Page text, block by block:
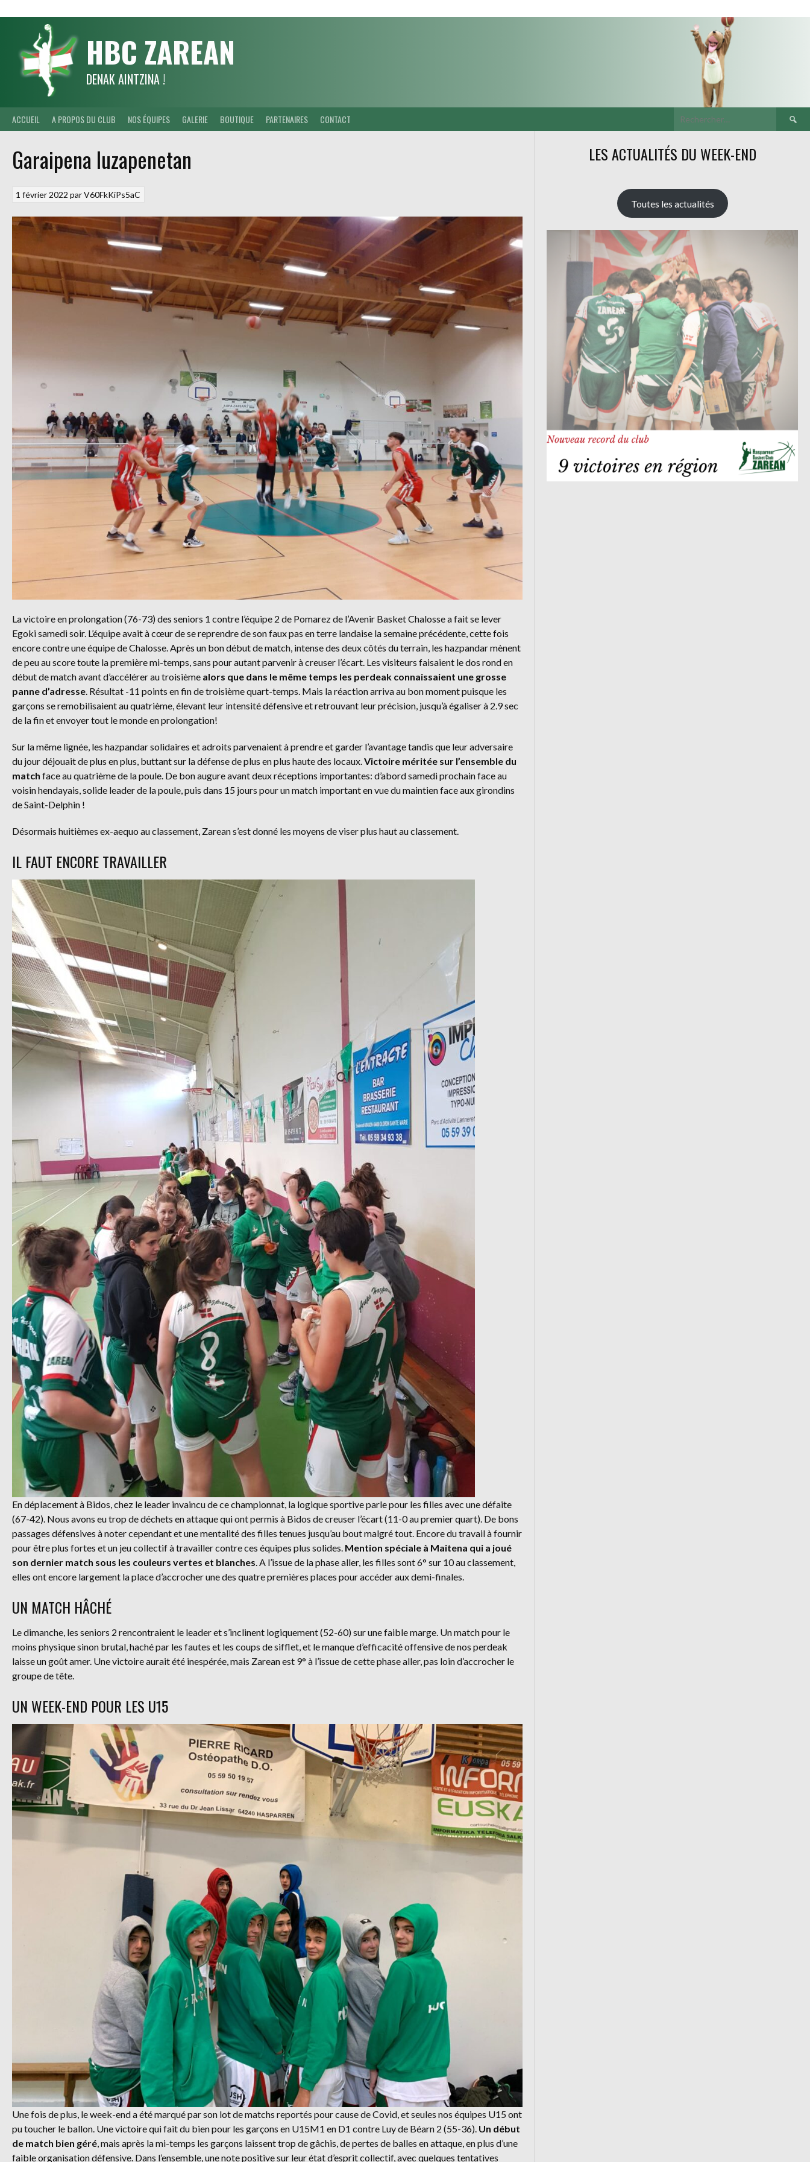
au
HBC ZAREAN
DENAK AINTZINA !
ACCUEIL A PROPOS DU CLUB NOS ÉQUIPES GALERIE BOUTIQUE PARTENAIRES CONTACT
Garaipena luzapenetan
1 février 2022 parV60FkKiPs5aC
La victoire en prolongation (76-73) des seniors 1 contre l’équipe 2 de Pomarez de l’Avenir Basket Chalosse a fait se lever
Egoki samedi soir. L’équipe avait à cœur de se reprendre de son faux pas en terre landaise la semaine précédente, cette fois
encore contre une équipe de Chalosse. Après un bon début de match, intense des deux côtés du terrain, les hazpandar mènent
de peu au score toute la première mi-temps, sans pour autant parvenir à creuser l’écart. Les visiteurs faisaient le dos rond en
début de match avant d’accélérer au troisième alors que dans le même temps les perdeak connaissaient une grosse
panne d’adresse . Résultat -11 points en fin de troisième quart-temps. Mais la réaction arriva au bon moment puisque les
garçons se remobilisaient au quatrième, élevant leur intensité défensive et retrouvant leur précision, jusqu’à égaliser à 2.9 sec
de la fin et envoyer tout le monde en prolongation!
Sur la même lignée, les hazpandar solidaires et adroits parvenaient à prendre et garder l’avantage tandis que leur adversaire
du jour déjouait de plus en plus, buttant sur la défense de plus en plus haute des locaux. Victoire méritée sur l’ensemble du
match face au quatrième de la poule. De bon augure avant deux réceptions importantes: d’abord samedi prochain face au
voisin hendayais, solide leader de la poule, puis dans 15 jours pour un match important en vue du maintien face aux girondins
de Saint-Delphin !
Désormais huitièmes ex-aequo au classement, Zarean s’est donné les moyens de viser plus haut au classement.
IL FAUT ENCORE TRAVAILLER
En déplacement à Bidos, chez le leader invaincu de ce championnat, la logique sportive parle pour les filles avec une défaite
(67-42). Nous avons eu trop de déchets en attaque qui ont permis à Bidos de creuser l’écart (11-0 au premier quart). De bons
passages défensives à noter cependant et une mentalité des filles tenues jusqu’au bout malgré tout. Encore du travail à fournir
pour être plus fortes et un jeu collectif à travailler contre ces équipes plus solides. Mention spéciale à Maitena qui a joué
son dernier match sous les couleurs vertes et blanches . A l’issue de la phase aller, les filles sont 6° sur 10 au classement,
elles ont encore largement la place d’accrocher une des quatre premières places pour accéder aux demi-finales.
UN MATCH HÂCHÉ
Le dimanche, les seniors 2 rencontraient le leader et s’inclinent logiquement (52-60) sur une faible marge. Un match pour le
moins physique sinon brutal, haché par les fautes et les coups de sifflet, et le manque d’efficacité offensive de nos perdeak
laisse un goût amer. Une victoire aurait été inespérée, mais Zarean est 9° à l’issue de cette phase aller, pas loin d’accrocher le
groupe de tête.
UN WEEK-END POUR LES U15
Une fois de plus, le week-end a été marqué par son lot de matchs reportés pour cause de Covid, et seules nos équipes U15 ont
pu toucher le ballon. Une victoire qui fait du bien pour les garçons en U15M1 en D1 contre Luy de Béarn 2 (55-36). Un début
de match bien géré, mais après la mi-temps les garçons laissent trop de gâchis, de pertes de balles en attaque, en plus d’une
faible organisation défensive. Dans l’ensemble, une note positive sur leur état d’esprit collectif, avec quelques tentatives
LES ACTUALITÉS DU WEEK-END
Toutes les actualités